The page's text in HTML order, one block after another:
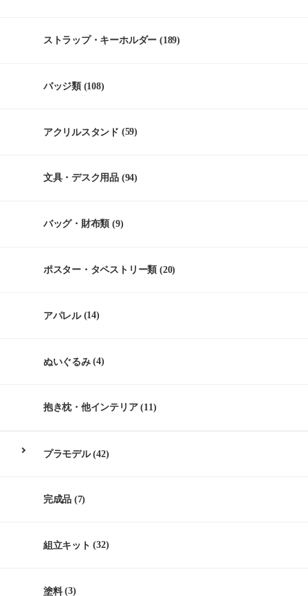
ストラップ・キーホルダー (189)
バッジ類(108)
アクリルスタンド (59)
文具・デスク用品 (94)
バッグ・財布類 (9)
ポスター・タペストリー類 (20)
アパレル(14)
ぬいぐるみ(4)
抱き枕・他インテリア(11)
プラモデル(42)
完成品 (7)
組立キット (32)
塗料(3)